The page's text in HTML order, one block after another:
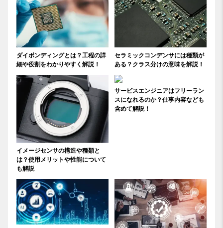
ダイボンディングとは？工程の詳
細や役割をわかりやすく解説！
セラミックコンデンサには種類が
ある？クラス分けの意味を解説！
イメージセンサの構造や種類と
は？使用メリットや性能について
も解説
サービスエンジニアはフリーラン
スになれるのか？仕事内容なども
含めて解説！